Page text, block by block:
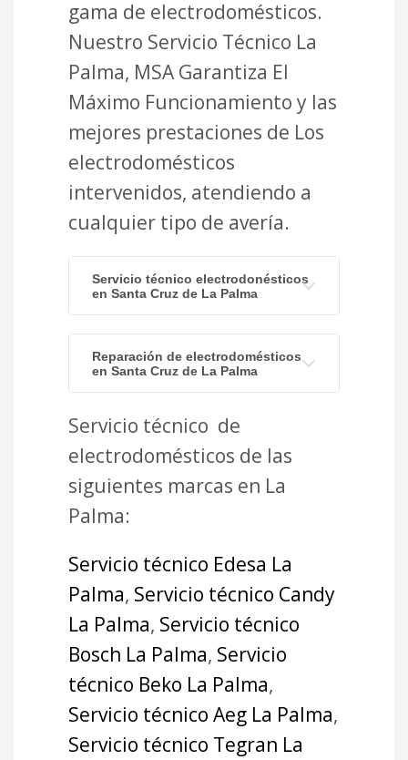
gama de electrodomésticos.
Nuestro Servicio Técnico La
Palma, MSA Garantiza El
Máximo Funcionamiento y las
mejores prestaciones de Los
electrodomésticos
intervenidos, atendiendo a
cualquier tipo de avería.
Servicio técnico electrodonésticos
en Santa Cruz de La Palma
Reparación de electrodomésticos
en Santa Cruz de La Palma
Servicio técnico de
electrodomésticos de las
siguientes marcas en La
Palma:
Servicio técnico Edesa La
Palma, Servicio técnico Candy
La Palma, Servicio técnico
Bosch La Palma, Servicio
técnico Beko La Palma,
Servicio técnico Aeg La Palma,
Servicio técnico Tegran La